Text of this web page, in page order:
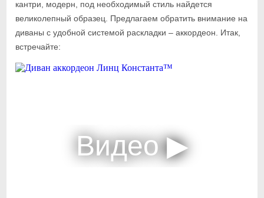
кантри, модерн, под необходимый стиль найдется
великолепный образец. Предлагаем обратить внимание на
диваны с удобной системой раскладки – аккордеон. Итак,
встречайте: